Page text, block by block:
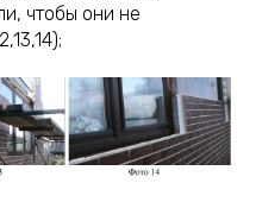
чтобы они не